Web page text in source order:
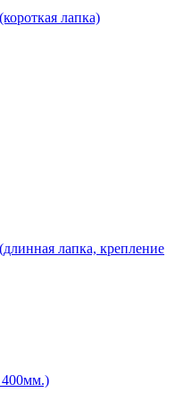
лапка)
лапка, крепление